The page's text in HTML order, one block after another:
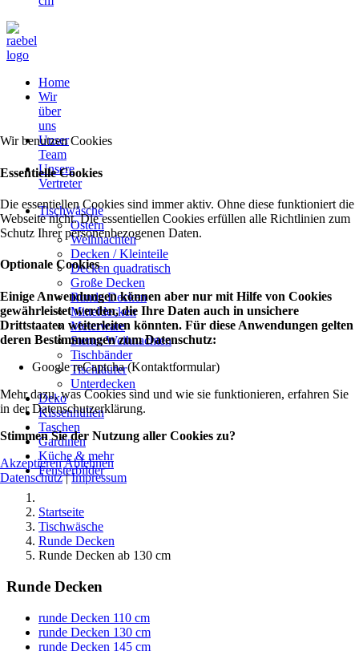
Home
Wir
über
uns
Unser
Team
Unsere
Vertreter
Tischwäsche
Ostern
Weihnachten
Decken / Kleinteile
Decken quadratisch
Große Decken
Runde Decken
Mitteldecken
Meterware
Sterne Weihnachten
Tischbänder
Tischläufer
Unterdecken
Deko
Kissenhüllen
Taschen
Gardinen
Küche & mehr
Fensterbilder
Startseite
Tischwäsche
Runde Decken
Runde Decken ab 130 cm
Runde Decken
runde Decken 110 cm
runde Decken 130 cm
runde Decken 145 cm
Wir benutzen Cookies
Essentielle Cookies
Die essentiellen Cookies sind immer aktiv. Ohne diese funktioniert die
Webseite nicht. Die essentiellen Cookies erfüllen alle Richtlinien zum
Schutz Ihrer personenbezogenen Daten.
Optionale Cookies
Einige Anwendungen können aber nur mit Hilfe von Cookies
gewährleistet werden, die Ihre Daten auch in unsichere
Drittstaaten weiterleiten könnten. Für diese Anwendungen gelten
deren Bestimmungen zum Datenschutz:
Google reCaptcha (Kontaktformular)
Mehr dazu, was Cookies sind und wie sie funktionieren, erfahren Sie
in der Datenschutzerklärung.
Stimmen Sie der Nutzung aller Cookies zu?
AkzeptierenAblehnen
Datenschutz|Impressum